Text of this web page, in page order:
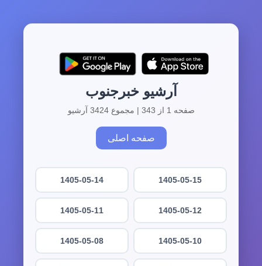
آرشیو خبرجنوب
صفحه 1 از 343 | مجموع 3424 آرشیو
صفحه اصلی
1405-05-15
1405-05-14
1405-05-12
1405-05-11
1405-05-10
1405-05-08